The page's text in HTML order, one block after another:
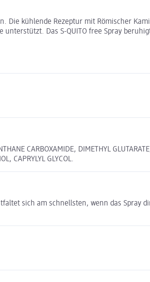
Die kühlende Rezeptur mit Römischer
Das S-QUITO free Spray
CARBOXAMIDE, DIMETHYL
CAPRYLYL GLYCOL.
sich am schnellsten, wenn das Spray